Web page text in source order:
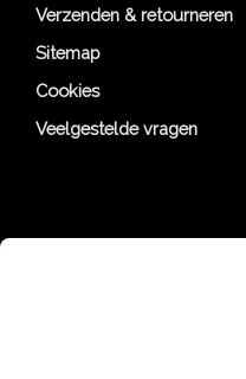
Verzenden & retourneren
Sitemap
Cookies
Veelgestelde vragen